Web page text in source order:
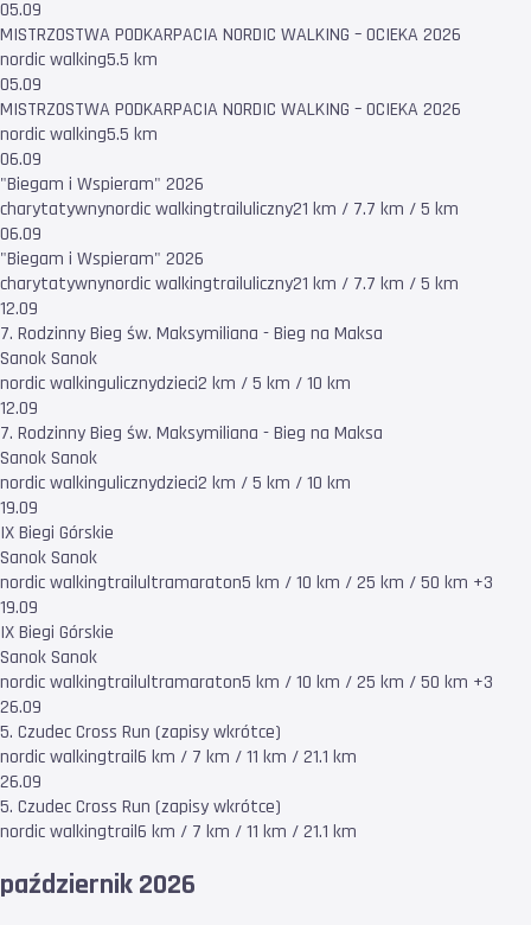
05.09
MISTRZOSTWA PODKARPACIA NORDIC WALKING – OCIEKA 2026
nordic walking5.5 km
05.09
MISTRZOSTWA PODKARPACIA NORDIC WALKING – OCIEKA 2026
nordic walking5.5 km
06.09
"Biegam i Wspieram" 2026
charytatywnynordic walkingtrailuliczny21 km / 7.7 km / 5 km
06.09
"Biegam i Wspieram" 2026
charytatywnynordic walkingtrailuliczny21 km / 7.7 km / 5 km
12.09
7. Rodzinny Bieg św. Maksymiliana - Bieg na Maksa
Sanok Sanok
nordic walkingulicznydzieci2 km / 5 km / 10 km
12.09
7. Rodzinny Bieg św. Maksymiliana - Bieg na Maksa
Sanok Sanok
nordic walkingulicznydzieci2 km / 5 km / 10 km
19.09
IX Biegi Górskie
Sanok Sanok
nordic walkingtrailultramaraton5 km / 10 km / 25 km / 50 km +3
19.09
IX Biegi Górskie
Sanok Sanok
nordic walkingtrailultramaraton5 km / 10 km / 25 km / 50 km +3
26.09
5. Czudec Cross Run (zapisy wkrótce)
nordic walkingtrail6 km / 7 km / 11 km / 21.1 km
26.09
5. Czudec Cross Run (zapisy wkrótce)
nordic walkingtrail6 km / 7 km / 11 km / 21.1 km
październik 2026